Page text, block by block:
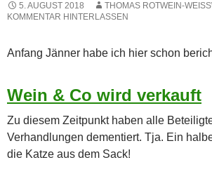
5. AUGUST 2018
THOMAS ROTWEIN-
KOMMENTAR HINTERLASSEN
Anfang Jänner habe ich hier schon
Wein & Co wird verkauft
Zu diesem Zeitpunkt haben alle
Verhandlungen dementiert. Tja. Ein
die Katze aus dem Sack!